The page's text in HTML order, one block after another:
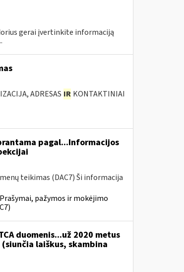
gerai įvertinkite informaciją
ADRESAS IR KONTAKTINIAI
pagal...Informacijos
teikimas (DAC7) Ši informacija
Prašymai, pažymos ir mokėjimo
duomenis...už 2020 metus
laiškus, skambina